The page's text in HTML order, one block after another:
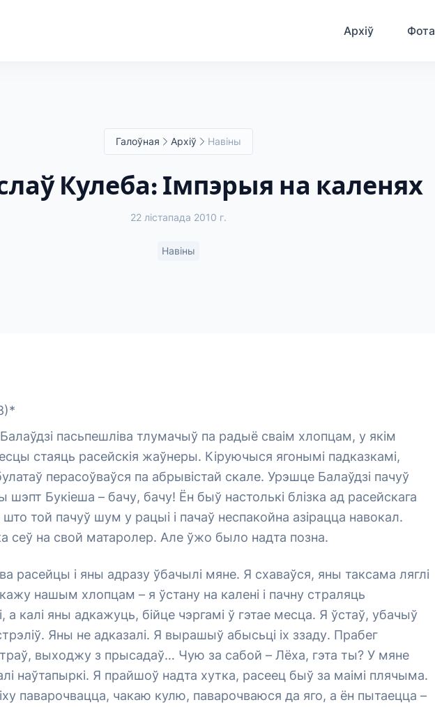
Архіў Фота
Галоўная Архіў Навіны
Кулеба: Імпэрыя на каленях
22 лістапада 2010 г.
Навіны
пасьпешліва тлумачыў па радыё сваім хлопцам, у якім
стаяць расейскія жаўнеры. Кіруючыся ягонымі падказкамі,
перасоўваўся па абрывістай скале. Урэшце Балаўдзі пачуў
шэпт Букіеша – бачу, бачу! Ён быў настолькі блізка ад расейскага
той пачуў шум у рацыі і пачаў неспакойна азірацца навокал.
сеў на свой матаролер. Але ўжо было надта позна.
расейцы і яны адразу ўбачылі мяне. Я схаваўся, яны таксама ляглі
нашым хлопцам – я ўстану на калені і пачну страляць
а калі яны адкажуць, бійце чэргамі ў гэтае месца. Я ўстаў, убачыў
Яны не адказалі. Я вырашыў абысьці іх ззаду. Прабег
выходжу з прысадаў… Чую за сабой – Лёха, гэта ты? У мяне
наўтапыркі. Я прайшоў надта хутка, расеец быў за маімі плячыма.
паварочвацца, чакаю кулю, паварочваюся да яго, а ён пытаецца –